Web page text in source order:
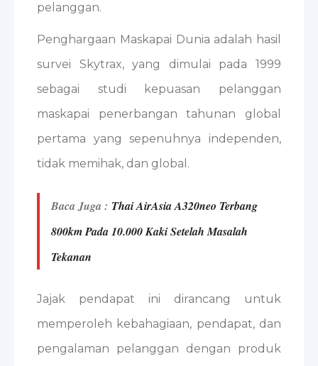
pelanggan.
Penghargaan Maskapai Dunia adalah hasil
survei Skytrax, yang dimulai pada 1999
sebagai studi kepuasan pelanggan
maskapai penerbangan tahunan global
pertama yang sepenuhnya independen,
tidak memihak, dan global.
Baca Juga : Thai AirAsia A320neo Terbang
800km Pada 10.000 Kaki Setelah Masalah
Tekanan
Jajak pendapat ini dirancang untuk
memperoleh kebahagiaan, pendapat, dan
pengalaman pelanggan dengan produk